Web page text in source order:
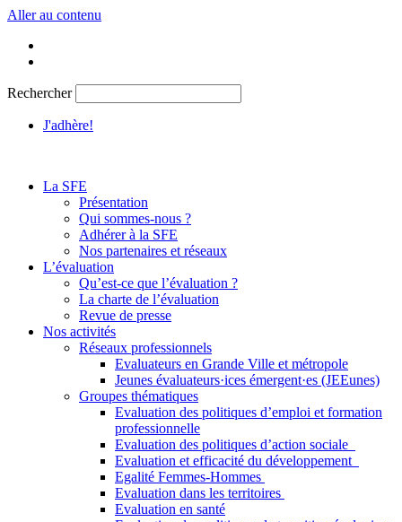
Aller au contenu
Rechercher
J'adhère!
La SFE
Présentation
Qui sommes-nous ?
Adhérer à la SFE
Nos partenaires et réseaux
L’évaluation
Qu’est-ce que l’évaluation ?
La charte de l’évaluation
Revue de presse
Nos activités
Réseaux professionnels
Evaluateurs en Grande Ville et métropole
Jeunes évaluateurs·ices émergent·es (JEEunes)
Groupes thématiques
Evaluation des politiques d’emploi et formation
professionnelle
Evaluation des politiques d’action sociale
Evaluation et efficacité du développement
Egalité Femmes-Hommes
Evaluation dans les territoires
Evaluation en santé